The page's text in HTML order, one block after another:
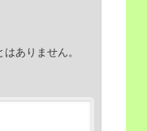
ありません。